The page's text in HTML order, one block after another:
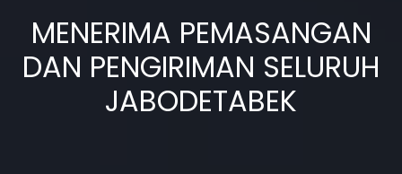
MENERIMA PEMASANGAN
DAN PENGIRIMAN SELURUH
JABODETABEK